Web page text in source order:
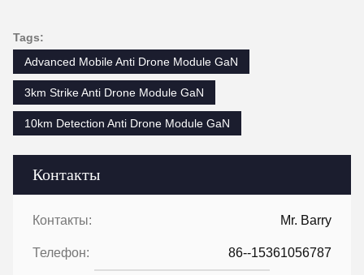
Контакты
Контакты: Mr. Barry
Телефон: 86--15361056787
Tags:
Advanced Mobile Anti Drone Module GaN
3km Strike Anti Drone Module GaN
10km Detection Anti Drone Module GaN